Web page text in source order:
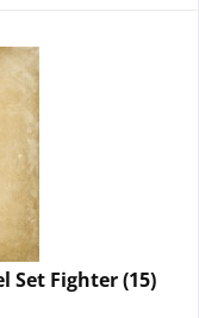
Set Fighter (15)